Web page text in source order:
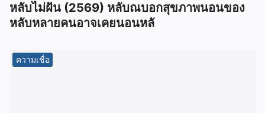
หลับไม่ฝัน (2569) หลับณบอกสุขภาพนอนของ
หลับหลายคนอาจเคยนอนหลั
ความเชื่อ